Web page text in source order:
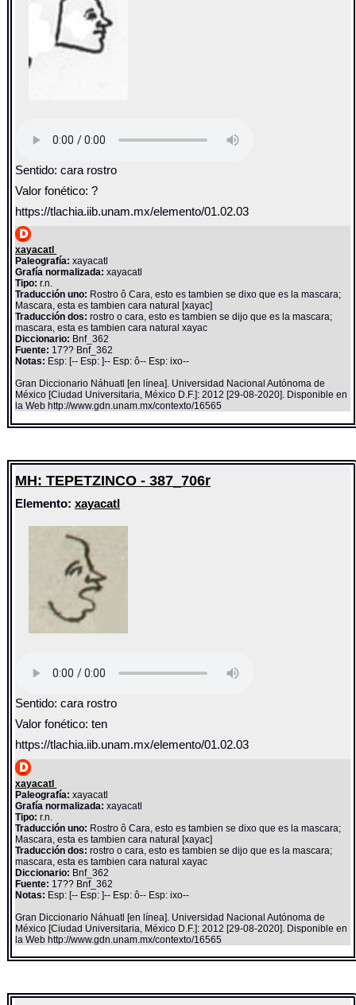
Sentido: cara rostro
Valor fonético: ?
https://tlachia.iib.unam.mx/elemento/01.02.03
xayacatl
Paleografía: xayacatl
Grafía normalizada: xayacatl
Tipo: r.n.
Traducción uno: Rostro ô Cara, esto es tambien se dixo que es la mascara;
Mascara, esta es tambien cara natural [xayac]
Traducción dos: rostro o cara, esto es tambien se dijo que es la mascara;
mascara, esta es tambien cara natural xayac
Diccionario: Bnf_362
Fuente: 17?? Bnf_362
Notas: Esp: [-- Esp: ]-- Esp: ô-- Esp: ixo--
Gran Diccionario Náhuatl [en línea]. Universidad Nacional Autónoma de
México [Ciudad Universitaria, México D.F.]: 2012 [29-08-2020]. Disponible en
la Web http://www.gdn.unam.mx/contexto/16565
MH: TEPETZINCO - 387_706r
Elemento:xayacatl
Sentido: cara rostro
Valor fonético: ten
https://tlachia.iib.unam.mx/elemento/01.02.03
xayacatl
Paleografía: xayacatl
Grafía normalizada: xayacatl
Tipo: r.n.
Traducción uno: Rostro ô Cara, esto es tambien se dixo que es la mascara;
Mascara, esta es tambien cara natural [xayac]
Traducción dos: rostro o cara, esto es tambien se dijo que es la mascara;
mascara, esta es tambien cara natural xayac
Diccionario: Bnf_362
Fuente: 17?? Bnf_362
Notas: Esp: [-- Esp: ]-- Esp: ô-- Esp: ixo--
Gran Diccionario Náhuatl [en línea]. Universidad Nacional Autónoma de
México [Ciudad Universitaria, México D.F.]: 2012 [29-08-2020]. Disponible en
la Web http://www.gdn.unam.mx/contexto/16565